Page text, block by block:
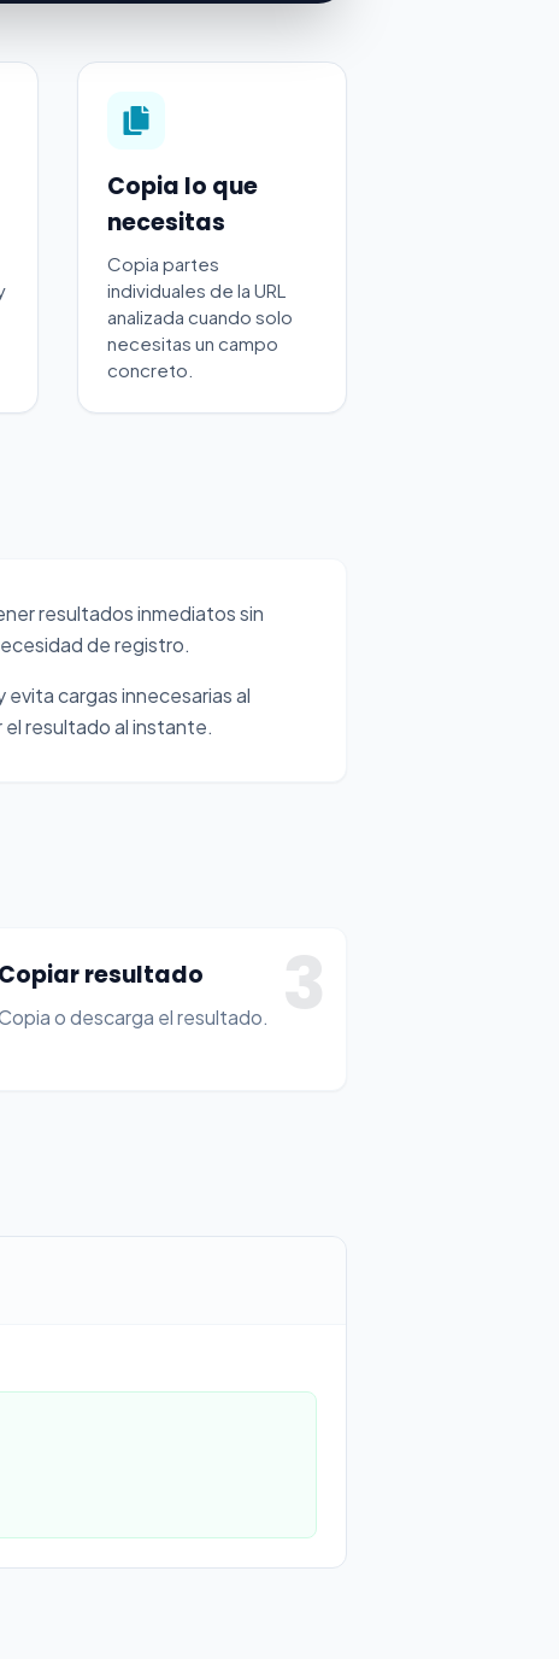
Copia lo que
necesitas
Copia partes
individuales de la URL
analizada cuando solo
necesitas un campo
concreto.
resultados inmediatos sin
de registro.
cargas innecesarias al
resultado al instante.
3
Copiar resultado
o descarga el resultado.